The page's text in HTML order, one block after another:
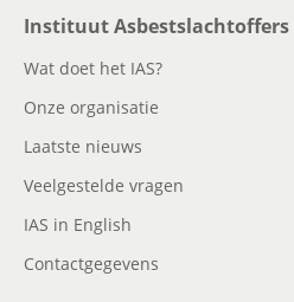
Instituut Asbestslachtoffers
Wat doet het IAS?
Onze organisatie
Laatste nieuws
Veelgestelde vragen
IAS in English
Contactgegevens